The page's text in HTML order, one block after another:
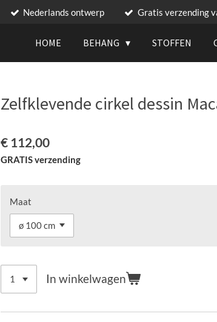
Nederlands ontwerp Gratis verzending
HOME BEHANG STOFFEN
Zelfklevende cirkel dessin
€ 112,00
GRATIS verzending
Maat
In winkelwagen